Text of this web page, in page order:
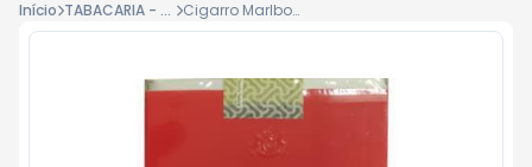
Início TABACARIA - FUMOS Cigarro Marlboro Red Box c/20